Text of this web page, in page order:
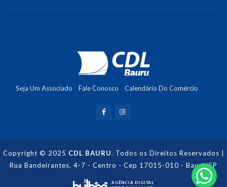
Seja Um Associado Fale Conosco Calendário Do Comércio
Copyright © 2025 CDL BAURU. Todos os Direitos Reservados |
Rua Bandeirantes, 4-7 - Centro - Cep 17015-010 - Bauru/SP
AGÊNCIA DIGITAL